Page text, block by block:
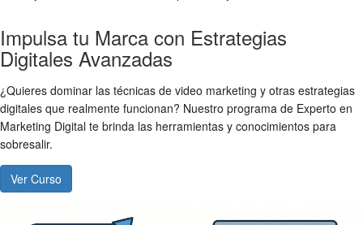
Impulsa tu Marca con Estrategias
Digitales Avanzadas
¿Quieres dominar las técnicas de video marketing y otras estrategias
digitales que realmente funcionan? Nuestro programa de Experto en
Marketing Digital te brinda las herramientas y conocimientos para
sobresalir.
Ver Curso